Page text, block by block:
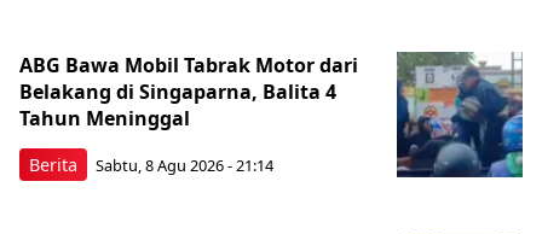
Berita
ABG Bawa Mobil Tabrak Motor dari
Belakang di Singaparna, Balita 4
Tahun Meninggal
Sabtu, 8 Agu 2026 - 21:14